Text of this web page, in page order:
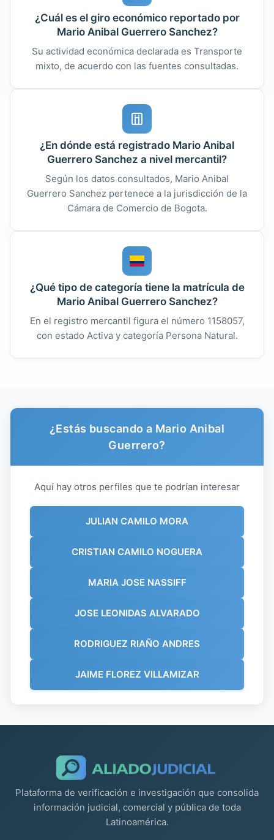
¿Cuál es el giro económico reportado por
Mario Anibal Guerrero Sanchez?
Su actividad económica declarada es Transporte
mixto, de acuerdo con las fuentes consultadas.
¿En dónde está registrado Mario Anibal
Guerrero Sanchez a nivel mercantil?
Según los datos consultados, Mario Anibal
Guerrero Sanchez pertenece a la jurisdicción de la
Cámara de Comercio de Bogota.
¿Qué tipo de categoría tiene la matrícula de
Mario Anibal Guerrero Sanchez?
En el registro mercantil figura el número 1158057,
con estado Activa y categoría Persona Natural.
¿Estás buscando a Mario Anibal
Guerrero?
Aquí hay otros perfiles que te podrían interesar
JULIAN CAMILO MORA
CRISTIAN CAMILO NOGUERA
MARIA JOSE NASSIFF
JOSE LEONIDAS ALVARADO
RODRIGUEZ RIAÑO ANDRES
JAIME FLOREZ VILLAMIZAR
Plataforma de verificación e investigación que consolida
información judicial, comercial y pública de toda
Latinoamérica.